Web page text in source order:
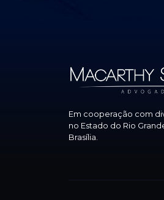
Em cooperação com
no Estado do Rio
Brasília.